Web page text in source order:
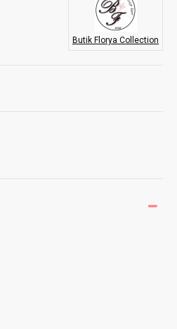
Butik Florya Collection